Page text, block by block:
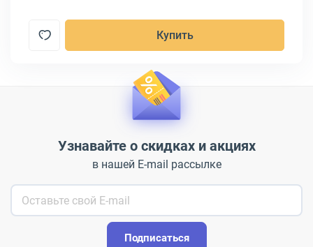
Купить
Узнавайте о скидках и акциях
в нашей E-mail рассылке
Подписаться